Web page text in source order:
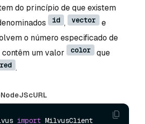
do princípio de que existem
id , vector e
o número especificado de
contêm um valor
color
que
red .
NodeJScURL
import MilvusClient